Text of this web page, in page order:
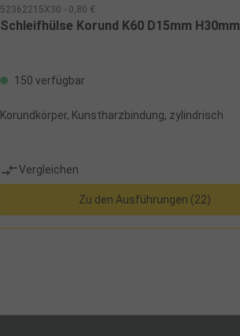
52362215X30 - 0,80 €
Schleifhülse Korund K60 D15mm H30mm
150 verfügbar
Korundkörper, Kunstharzbindung, zylindrisch
Vergleichen
Zu den Ausführungen (22)